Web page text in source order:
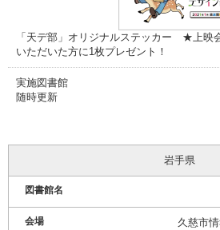
「天デ部」オリジナルステッカー ★上映
いただいた方に1枚プレゼント！
実施図書館
随時更新
岩手県
久慈市